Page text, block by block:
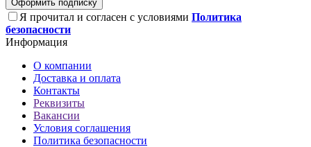
Оформить подписку
Я прочитал и согласен с условиями Политика
безопасности
Информация
О компании
Доставка и оплата
Контакты
Реквизиты
Вакансии
Условия соглашения
Политика безопасности